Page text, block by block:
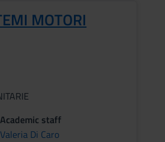
MOTORI
Academic staff
Valeria Di Caro